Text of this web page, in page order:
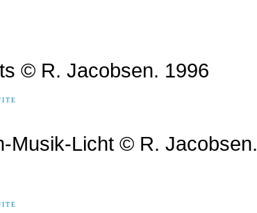
© R. Jacobsen. 1996
Musik-Licht © R. Jacobsen.